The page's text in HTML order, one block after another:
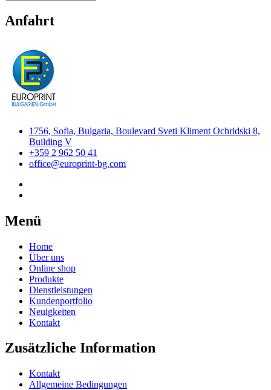
Anfahrt
1756, Sofia, Bulgaria, Boulevard Sveti Kliment Ochridski 8,
Building V
+359 2 962 50 41
office@europrint-bg.com
Menü
Home
Über uns
Online shop
Produkte
Dienstleistungen
Kundenportfolio
Neuigkeiten
Kontakt
Zusätzliche Information
Kontakt
Allgemeine Bedingungen